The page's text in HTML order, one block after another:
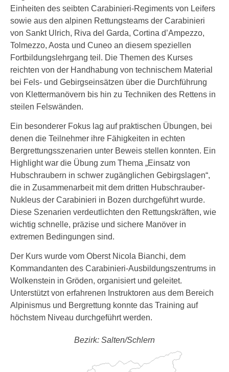
Einheiten des seibten Carabinieri-Regiments von Leifers
sowie aus den alpinen Rettungsteams der Carabinieri
von Sankt Ulrich, Riva del Garda, Cortina d’Ampezzo,
Tolmezzo, Aosta und Cuneo an diesem speziellen
Fortbildungslehrgang teil. Die Themen des Kurses
reichten von der Handhabung von technischem Material
bei Fels- und Gebirgseinsätzen über die Durchführung
von Klettermanövern bis hin zu Techniken des Rettens in
steilen Felswänden.
Ein besonderer Fokus lag auf praktischen Übungen, bei
denen die Teilnehmer ihre Fähigkeiten in echten
Bergrettungsszenarien unter Beweis stellen konnten. Ein
Highlight war die Übung zum Thema „Einsatz von
Hubschraubern in schwer zugänglichen Gebirgslagen“,
die in Zusammenarbeit mit dem dritten Hubschrauber-
Nukleus der Carabinieri in Bozen durchgeführt wurde.
Diese Szenarien verdeutlichten den Rettungskräften, wie
wichtig schnelle, präzise und sichere Manöver in
extremen Bedingungen sind.
Der Kurs wurde vom Oberst Nicola Bianchi, dem
Kommandanten des Carabinieri-Ausbildungszentrums in
Wolkenstein in Gröden, organisiert und geleitet.
Unterstützt von erfahrenen Instruktoren aus dem Bereich
Alpinismus und Bergrettung konnte das Training auf
höchstem Niveau durchgeführt werden.
Bezirk: Salten/Schlern